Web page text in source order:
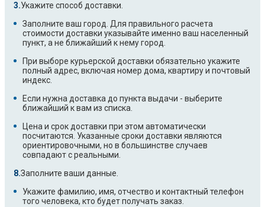
Укажите способ доставки.
Заполните ваш город. Для правильного расчета
стоимости доставки указывайте именно ваш населенный
пункт, а не ближайший к нему город.
При выборе курьерской доставки обязательно укажите
полный адрес, включая номер дома, квартиру и почтовый
индекс.
Если нужна доставка до пункта выдачи - выберите
ближайший к вам из списка.
Цена и срок доставки при этом автоматически
посчитаются. Указанные сроки доставки являются
ориентировочными, но в большинстве случаев
совпадают с реальными.
Заполните ваши данные.
Укажите фамилию, имя, отчество и контактный телефон
того человека, кто будет получать заказ.